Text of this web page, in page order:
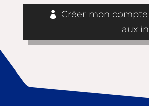
Créer mon
aux